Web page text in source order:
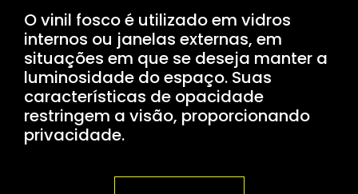
O vinil fosco é utilizado em vidros
internos ou janelas externas, em
situações em que se deseja manter a
luminosidade do espaço. Suas
características de opacidade
restringem a visão, proporcionando
privacidade.